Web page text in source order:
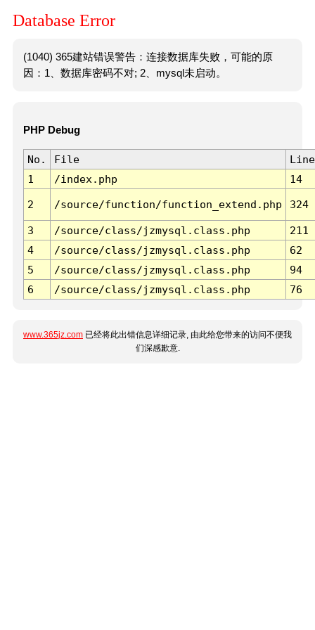
Database Error
(1040) 365建站错误警告：连接数据库失败，可能的原
因：1、数据库密码不对; 2、mysql未启动。
PHP Debug
No. File
Line
1
/index.php 14
2 /source/function/function_extend.php 324
3 /source/class/jzmysql.class.php
211
4
/source/class/jzmysql.class.php
62
5
/source/class/jzmysql.class.php
94
6
/source/class/jzmysql.class.php 76
www.365jz.com 已经将此出错信息详细记录, 由此给您带来的访问不便我
们深感歉意.